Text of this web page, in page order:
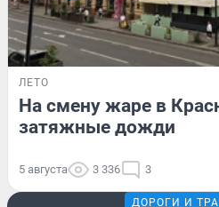
ЛЕТО
На смену жаре в
затяжные дожди
5 августа 3 336 3
ДОРОГИ И